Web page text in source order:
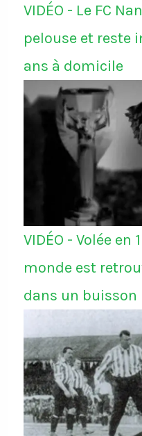
VIDÉO - Le FC
pelouse et reste
ans à domicile
VIDÉO - Volée en
monde est
dans un buisson